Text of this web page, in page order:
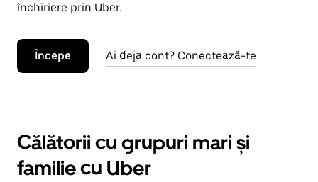
închiriere prin Uber.
Începe Ai deja cont? Conectează-te
Călătorii cu grupuri mari și
familie cu Uber